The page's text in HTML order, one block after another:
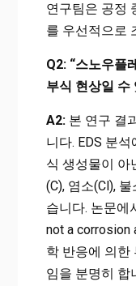
연구팀은 공정
를 우선적으로
Q2: “스노우플
부식 현상일 수
A2:본 연구 결
니다. EDS 분
식 생성물이 아
(C), 염소(Cl),
습니다. 논문에
not a corrosion
학 반응에 의한
임을 분명히 합